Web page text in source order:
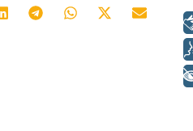
Libras